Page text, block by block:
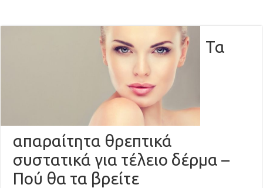
Τα
απαραίτητα θρεπτικά
συστατικά για τέλειο δέρμα –
Πού θα τα βρείτε